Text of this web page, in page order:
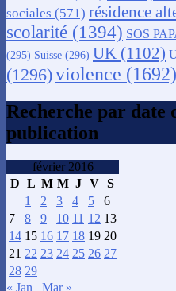
sociales (571) résidence
scolarité (1394) SOS
(295) Suisse (296) UK (1102)
(1296)violence (1692)
Recherche par date
publication
février 2016
D L M M J V S
1
2 3 4 5
6
7
8 9 10 11 12 13
14 15 16 17 18 19 20
21 22 23 24 25 26 27
28 29
« Jan
Mar »